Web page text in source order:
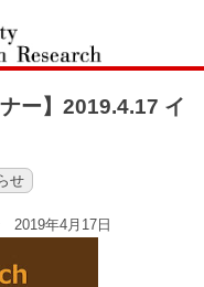
橋
イ
ー】2019.4.17 イ
せ
2019年4月17日